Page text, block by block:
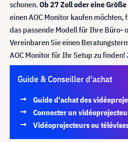
schonen.Ob 27 Zoll oder eine
einen AOC Monitor kaufen möchten,
das passende Modell für Ihre Büro-
Vereinbaren Sie einen
AOC Monitor für Ihr Setup zu finden!
Guide & Conseiller d'achat
Guide d'achat des
Connecter un
Vidéoprojecteurs ou